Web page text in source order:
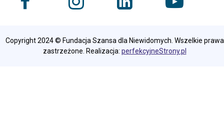
Copyright 2024 © Fundacja Szansa dla Niewidomych. Wszelkie prawa
zastrzeżone. Realizacja: perfekcyjneStrony.pl